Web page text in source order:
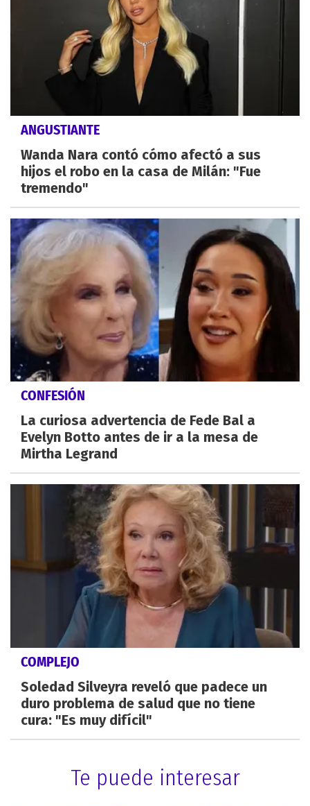
ANGUSTIANTE
Wanda Nara contó cómo afectó a sus
hijos el robo en la casa de Milán: "Fue
tremendo"
CONFESIÓN
La curiosa advertencia de Fede Bal a
Evelyn Botto antes de ir a la mesa de
Mirtha Legrand
COMPLEJO
Soledad Silveyra reveló que padece un
duro problema de salud que no tiene
cura: "Es muy difícil"
Te puede interesar